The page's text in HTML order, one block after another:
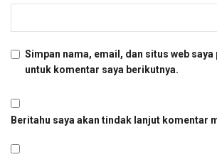
Simpan nama, email, dan situs web saya
untuk komentar saya berikutnya.
Beritahu saya akan tindak lanjut komentar